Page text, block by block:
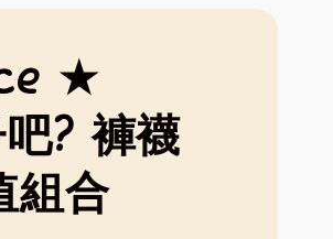
★
? 褲襪
組合